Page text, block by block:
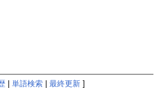
| 単語検索| 最終更新]